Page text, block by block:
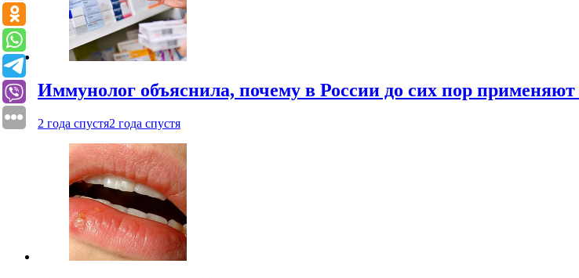
Иммунолог объяснила, почему в России до сих пор
2 года спустя2 года спустя